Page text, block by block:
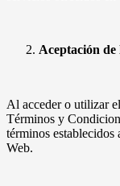
Aceptación
Al acceder o utilizar
Términos y
términos
Web.